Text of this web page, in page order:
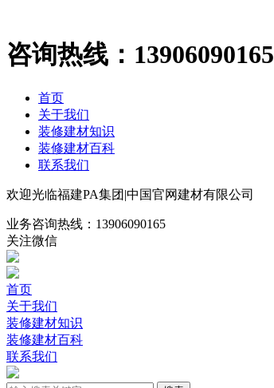
咨询热线： 13906090165
首页
关于我们
装修建材知识
装修建材百科
联系我们
欢迎光临福建PA集团|中国官网建材有限公司
业务咨询热线： 13906090165
关注微信
首页
关于我们
装修建材知识
装修建材百科
联系我们